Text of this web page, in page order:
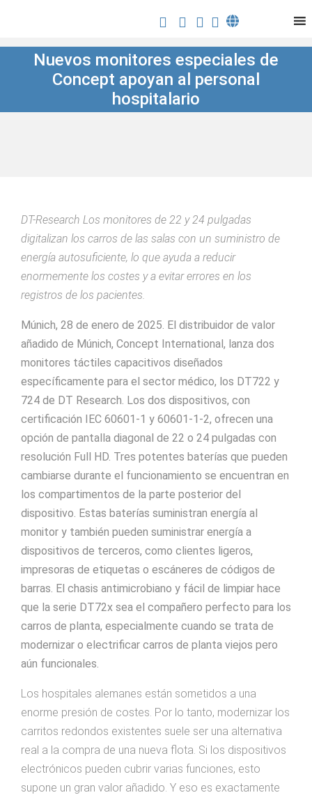
Nuevos monitores especiales de
Concept apoyan al personal
hospitalario
DT-Research Los monitores de 22 y 24 pulgadas
digitalizan los carros de las salas con un suministro de
energía autosuficiente, lo que ayuda a reducir
enormemente los costes y a evitar errores en los
registros de los pacientes.
Múnich, 28 de enero de 2025. El distribuidor de valor
añadido de Múnich, Concept International, lanza dos
monitores táctiles capacitivos diseñados
específicamente para el sector médico, los DT722 y
724 de DT Research. Los dos dispositivos, con
certificación IEC 60601-1 y 60601-1-2, ofrecen una
opción de pantalla diagonal de 22 o 24 pulgadas con
resolución Full HD. Tres potentes baterías que pueden
cambiarse durante el funcionamiento se encuentran en
los compartimentos de la parte posterior del
dispositivo. Estas baterías suministran energía al
monitor y también pueden suministrar energía a
dispositivos de terceros, como clientes ligeros,
impresoras de etiquetas o escáneres de códigos de
barras. El chasis antimicrobiano y fácil de limpiar hace
que la serie DT72x sea el compañero perfecto para los
carros de planta, especialmente cuando se trata de
modernizar o electrificar carros de planta viejos pero
aún funcionales.
Los hospitales alemanes están sometidos a una
enorme presión de costes. Por lo tanto, modernizar los
carritos redondos existentes suele ser una alternativa
real a la compra de una nueva flota. Si los dispositivos
electrónicos pueden cubrir varias funciones, esto
supone un gran valor añadido. Y eso es exactamente